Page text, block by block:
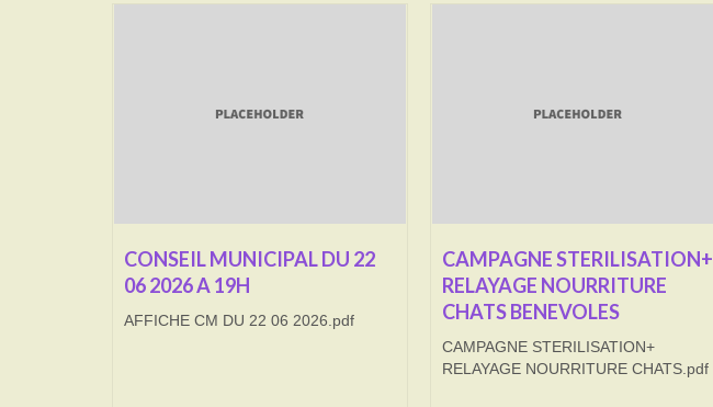
CONSEIL MUNICIPAL DU 22
06 2026 A 19H
AFFICHE CM DU 22 06 2026.pdf
CAMPAGNE STERILISATION+
RELAYAGE NOURRITURE
CHATS BENEVOLES
CAMPAGNE STERILISATION+
RELAYAGE NOURRITURE CHATS.pdf